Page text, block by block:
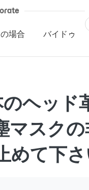
場合 バイドゥ
ヘッド
マスク
めて下